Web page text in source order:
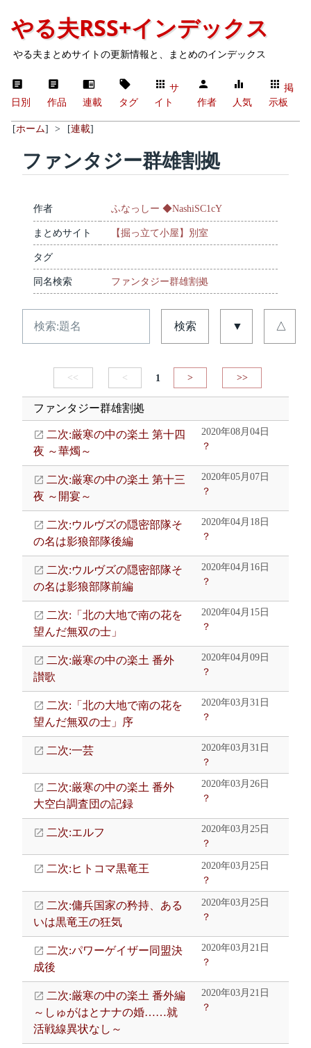
やる夫RSS+インデックス
やる夫まとめサイトの更新情報と、まとめのインデックス
日別 作品 連載 タグ
サ
イト
作者 人気
掲
示板
[ホーム] > [連載]
ファンタジー群雄割拠
作者 ふなっしー ◆NashiSC1cY
まとめサイト 【掘っ立て小屋】別室
タグ
同名検索 ファンタジー群雄割拠
検索 ▼ △
<< < 1 > >>
ファンタジー群雄割拠
二次:厳寒の中の楽土 第十四
夜 ～華燭～
2020年08月04日
？
二次:厳寒の中の楽土 第十三
夜 ～開宴～
2020年05月07日
？
二次:ウルヴズの隠密部隊そ
の名は影狼部隊後編
2020年04月18日
？
二次:ウルヴズの隠密部隊そ
の名は影狼部隊前編
2020年04月16日
？
二次:「北の大地で南の花を
望んだ無双の士」
2020年04月15日
？
二次:厳寒の中の楽土 番外
讃歌
2020年04月09日
？
二次:「北の大地で南の花を
望んだ無双の士」序
2020年03月31日
？
二次:一芸
2020年03月31日
？
二次:厳寒の中の楽土 番外
大空白調査団の記録
2020年03月26日
？
二次:エルフ
2020年03月25日
？
二次:ヒトコマ黒竜王
2020年03月25日
？
二次:傭兵国家の矜持、ある
いは黒竜王の狂気
2020年03月25日
？
二次:パワーゲイザー同盟決
成後
2020年03月21日
？
二次:厳寒の中の楽土 番外編
～しゅがはとナナの婚……就
活戦線異状なし～
2020年03月21日
？